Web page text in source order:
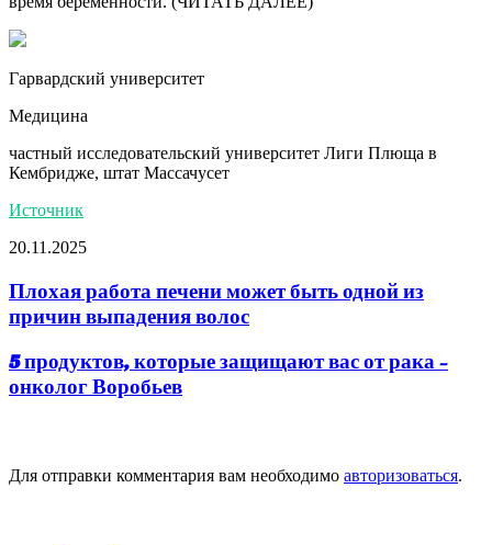
Гарвардский университет
Медицина
частный исследовательский университет Лиги Плюща в
Кембридже, штат Массачусет
Источник
20.11.2025
Плохая работа печени может быть одной из
причин выпадения волос
5 продуктов, которые защищают вас от рака -
онколог Воробьев
Для отправки комментария вам необходимо авторизоваться.